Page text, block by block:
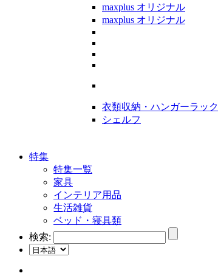
maxplus オリジナル
maxplus オリジナル
衣類収納・ハンガーラック
シェルフ
特集
特集一覧
家具
インテリア用品
生活雑貨
ベッド・寝具類
検索: